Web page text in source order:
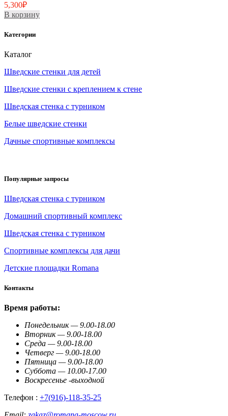
5,300₽
В корзину
Категории
Каталог
Шведские стенки для детей
Шведские стенки с креплением к стене
Шведская стенка с турником
Белые шведские стенки
Дачные спортивные комплексы
Популярные запросы
Шведская стенка с турником
Домашний спортивный комплекс
Шведская стенка с турником
Спортивные комплексы для дачи
Детские площадки Romana
Контакты
Время работы:
Понедельник — 9.00-18.00
Вторник — 9.00-18.00
Среда — 9.00-18.00
Четверг — 9.00-18.00
Пятница — 9.00-18.00
Суббота — 10.00-17.00
Воскресенье -выходной
Телефон : +7(916)-118-35-25